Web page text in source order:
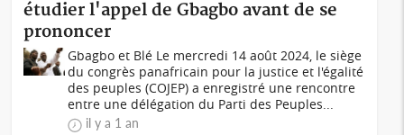
étudier l'appel de Gbagbo avant de se
prononcer
Gbagbo et Blé Le mercredi 14 août 2024, le siège
du congrès panafricain pour la justice et l'égalité
des peuples (COJEP) a enregistré une rencontre
entre une délégation du Parti des Peuples...
il y a 1 an